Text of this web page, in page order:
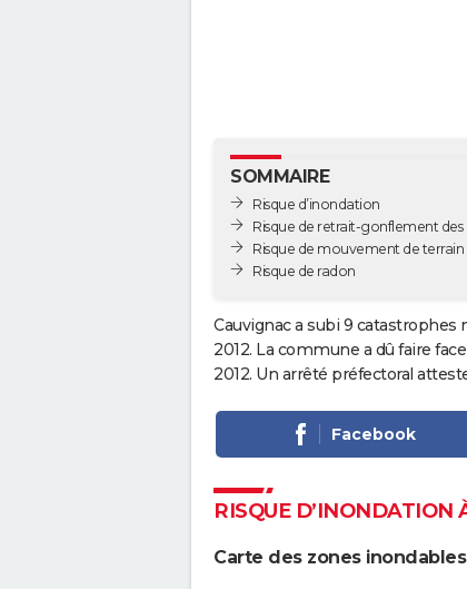
SOMMAIRE
Risque d’inondation
Risque de retrait-gonflement des
Risque de mouvement de terrain
Risque de radon
Cauvignac a subi 9 catastrophes
2012. La commune a dû faire
2012. Un arrêté préfectoral
Facebook
RISQUE D’INONDATION
Carte des zones